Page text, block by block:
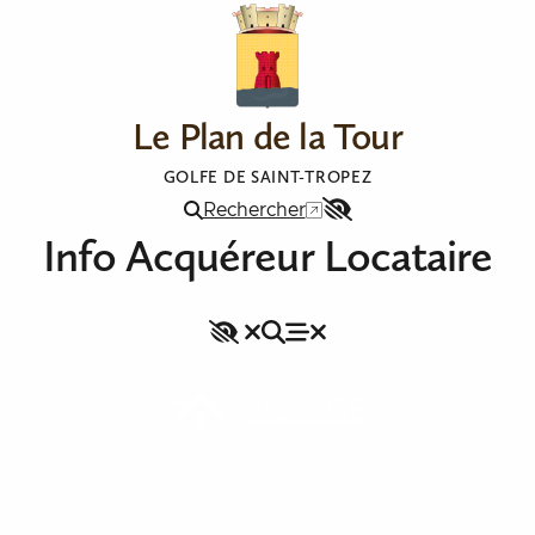
Le Plan de la Tour
GOLFE DE SAINT-TROPEZ
Menu
Rechercher
Accessibilité
Info Acquéreur Locataire
Accessibilité
Rechercher